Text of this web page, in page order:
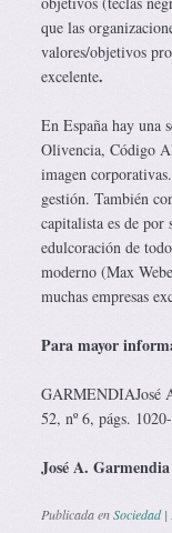
que las
valores/objetivos
excelente.
En España hay una
Olivencia, Código
imagen
gestión. También
capitalista es de por
edulcoración de
moderno (Max
muchas empresas
Para mayor
GARMENDIAJosé
52, nº 6, págs.
José A. Garmendia
Publicada enSociedad |